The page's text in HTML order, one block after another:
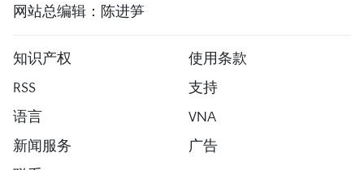
网站总编辑：陈进笋
知识产权
使用条款
RSS
支持
语言
VNA
新闻服务
广告